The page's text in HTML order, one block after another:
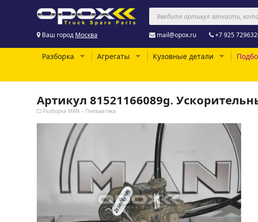
Ваш город Москва mail@opox.ru +7 925
Разборка Агрегаты Кузовные детали
Артикул 81521166089g.
Разборка MAN – Пневматика